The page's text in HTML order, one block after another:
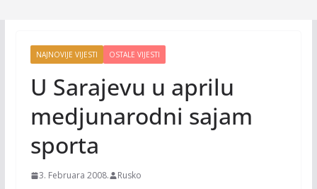
NAJNOVIJE VIJESTI OSTALE VIJESTI
U Sarajevu u aprilu
medjunarodni sajam
sporta
3. Februara 2008. Rusko